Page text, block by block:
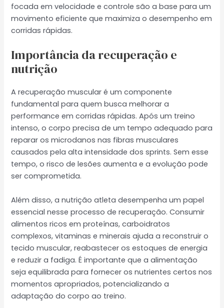
focada em velocidade e controle são a base para um
movimento eficiente que maximiza o desempenho em
corridas rápidas.
Importância da recuperação e
nutrição
A recuperação muscular é um componente
fundamental para quem busca melhorar a
performance em corridas rápidas. Após um treino
intenso, o corpo precisa de um tempo adequado para
reparar os microdanos nas fibras musculares
causados pela alta intensidade dos sprints. Sem esse
tempo, o risco de lesões aumenta e a evolução pode
ser comprometida.
Além disso, a nutrição atleta desempenha um papel
essencial nesse processo de recuperação. Consumir
alimentos ricos em proteínas, carboidratos
complexos, vitaminas e minerais ajuda a reconstruir o
tecido muscular, reabastecer os estoques de energia
e reduzir a fadiga. É importante que a alimentação
seja equilibrada para fornecer os nutrientes certos nos
momentos apropriados, potencializando a
adaptação do corpo ao treino.